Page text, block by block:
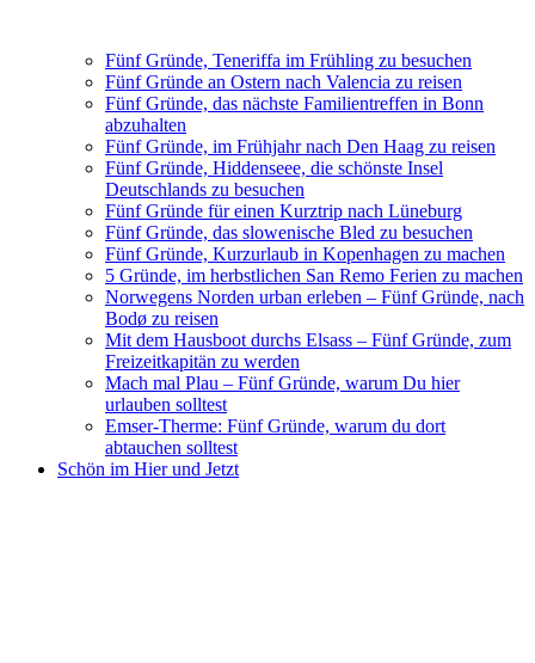
Fünf Gründe, Teneriffa im Frühling zu besuchen
Fünf Gründe an Ostern nach Valencia zu reisen
Fünf Gründe, das nächste Familientreffen in Bonn
abzuhalten
Fünf Gründe, im Frühjahr nach Den Haag zu reisen
Fünf Gründe, Hiddenseee, die schönste Insel
Deutschlands zu besuchen
Fünf Gründe für einen Kurztrip nach Lüneburg
Fünf Gründe, das slowenische Bled zu besuchen
Fünf Gründe, Kurzurlaub in Kopenhagen zu machen
5 Gründe, im herbstlichen San Remo Ferien zu machen
Norwegens Norden urban erleben – Fünf Gründe, nach
Bodø zu reisen
Mit dem Hausboot durchs Elsass – Fünf Gründe, zum
Freizeitkapitän zu werden
Mach mal Plau – Fünf Gründe, warum Du hier
urlauben solltest
Emser-Therme: Fünf Gründe, warum du dort
abtauchen solltest
Schön im Hier und Jetzt